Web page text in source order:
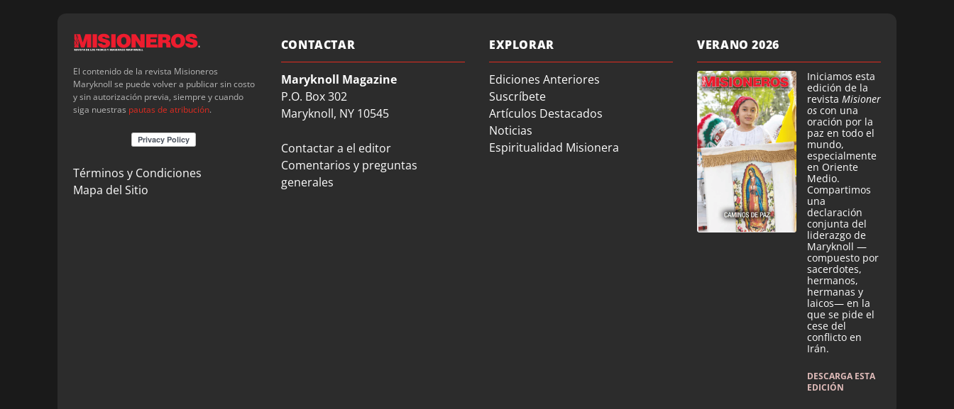
El contenido de la revista Misioneros
Maryknoll se puede volver a publicar sin costo
y sin autorización previa, siempre y cuando
siga nuestras pautas de atribución.
Términos y Condiciones
Mapa del Sitio
CONTACTAR
Maryknoll Magazine
P.O. Box 302
Maryknoll, NY 10545
Contactar a el editor
Comentarios y preguntas
generales
EXPLORAR
Ediciones Anteriores
Suscríbete
Artículos Destacados
Noticias
Espiritualidad Misionera
VERANO 2026
Iniciamos esta
edición de la
revista Misioner
os con una
oración por la
paz en todo el
mundo,
especialmente
en Oriente
Medio.
Compartimos
una
declaración
conjunta del
liderazgo de
Maryknoll —
compuesto por
sacerdotes,
hermanos,
hermanas y
laicos— en la
que se pide el
cese del
conflicto en
Irán.
DESCARGA ESTA
EDICIÓN